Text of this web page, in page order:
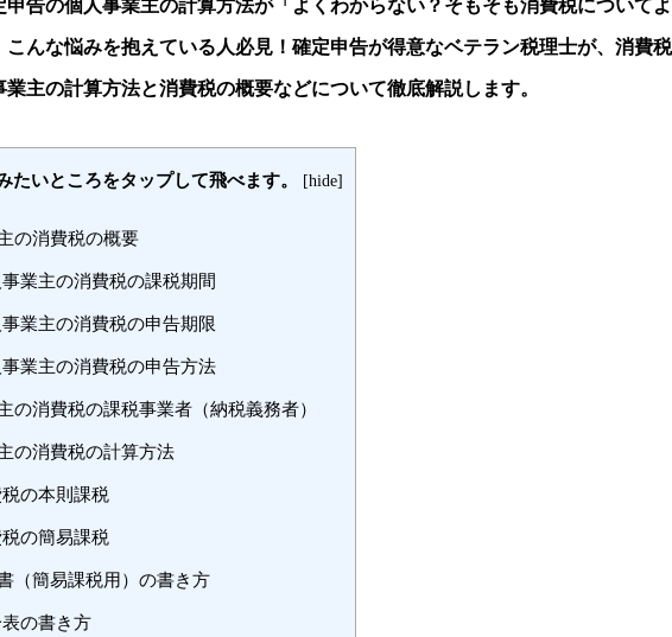
申告の個人事業主の計算方法が「よくわからない？そもそも消費税について
こんな悩みを抱えている人必見！確定申告が得意なベテラン税理士が、消費
業主の計算方法と消費税の概要などについて徹底解説します。
たいところをタップして飛べます。 [hide]
の消費税の概要
業主の消費税の課税期間
業主の消費税の申告期限
業主の消費税の申告方法
の消費税の課税事業者（納税義務者）
の消費税の計算方法
の本則課税
の簡易課税
（簡易課税用）の書き方
の書き方